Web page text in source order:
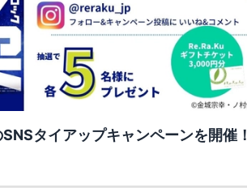
タイアップキャンペーンを開催！